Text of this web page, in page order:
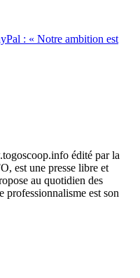
: « Notre ambition est
édité par la
est une presse libre et
au quotidien des
professionnalisme est son